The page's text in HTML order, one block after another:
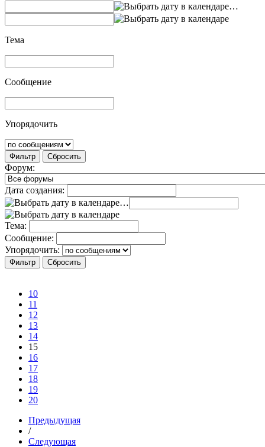
…
Тема
Сообщение
Упорядочить
Фильтр Сбросить
Форум:
Дата создания:
…
Тема:
Сообщение:
Упорядочить:
10
11
12
13
14
15
16
17
18
19
20
Предыдущая
/
Следующая